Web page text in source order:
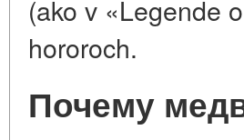
(ako v «Legende
hororoch.
Почему